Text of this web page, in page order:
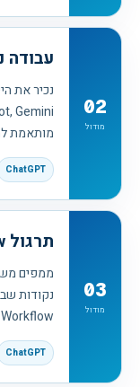
02
מודול
עבודה
מותאמת
ChatGPT
03
מודול
תרגול Workflow מקצועי
ממפים
Workflow מבוקר.
ChatGPT